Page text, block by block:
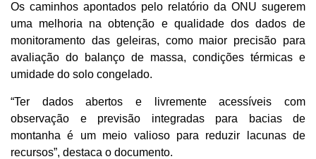
Os caminhos apontados pelo relatório da ONU sugerem
uma melhoria na obtenção e qualidade dos dados de
monitoramento das geleiras, como maior precisão para
avaliação do balanço de massa, condições térmicas e
umidade do solo congelado.
“Ter dados abertos e livremente acessíveis com
observação e previsão integradas para bacias de
montanha é um meio valioso para reduzir lacunas de
recursos”, destaca o documento.